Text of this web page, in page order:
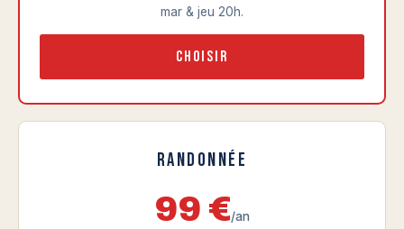
mar & jeu 20h.
Choisir
Randonnée
99 €/an